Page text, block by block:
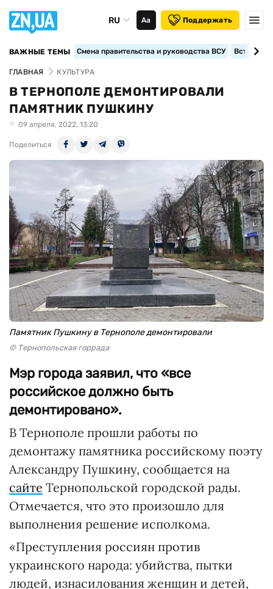
RU Аа Поддержать
ВАЖНЫЕ ТЕМЫ Смена правительства и руководства ВСУ
ГЛАВНАЯ КУЛЬТУРА
В ТЕРНОПОЛЕ ДЕМОНТИРОВАЛИ
ПАМЯТНИК ПУШКИНУ
09 апреля, 2022, 13:20
Поделиться
Памятник Пушкину в Тернополе демонтировали
© Тернопольская горрада
Мэр города заявил, что «все
российское должно быть
демонтировано».
В Тернополе прошли работы по
демонтажу памятника российскому поэту
Александру Пушкину, сообщается на
сайте Тернопольской городской рады.
Отмечается, что это произошло для
выполнения решение исполкома.
«Преступления россиян против
украинского народа: убийства, пытки
людей, изнасилования женщин и детей,